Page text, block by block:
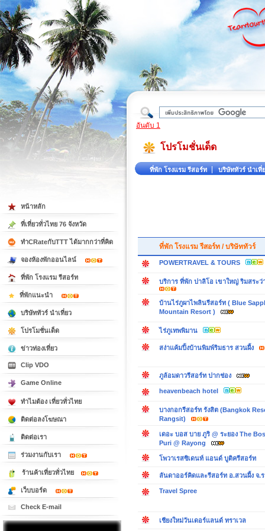
ต้
อันดับ 1
โปรโมชั่นเด็ด
ที่พัก โรงแรม รีสอร์ท บริษัททัวร์ นำเที่
ที่พัก โรงแรม รีสอร์ท / บริษัททัวร์
POWERTRAVEL & TOURS
บริการ ที่พัก ปาลิโอ เขาใหญ่ ริมสระว่
บ้านไร่ภูผาไพลินรีสอร์ท ( Blue
Mountain Resort )
ไร่ภูเทพพิมาน
สง่าแค้มปิ้งบ้านพิมพ์ริมธาร สวนผึ้ง
ภูล้อมดาวรีสอร์ท ปากช่อง
heavenbeach hotel
บางกอกรีสอร์ท รังสิต (Bangkok
Rangsit)
เดอะ บอส บาย ภูริ @ ระยอง The
Puri @ Rayong
โพวาเรสซิเดนท์ แอนด์ บูติครีสอร์ท
ลันดาออร์คิดและรีสอร์ท อ.สวนผึ้ง จ.
Travel Spree
เชียงใหม่วันเดอร์แลนด์ ทราเวล
หน้าหลัก
ที่เที่ยวทั่วไทย 76 จังหวัด
ทำCRateกับTTT ได้มากกว่าที่คิด
จองห้องพักออนไลน์
ที่พัก โรงแรม รีสอร์ท
ที่พักแนะนำ
บริษัททัวร์ นำเที่ยว
โปรโมชั่นเด็ด
ข่าวท่องเที่ยว
Clip VDO
Game Online
ทำไมต้อง เที่ยวทั่วไทย
ติดต่อลงโฆษณา
ติดต่อเรา
ร่วมงานกับเรา
ร้านค้าเที่ยวทั่วไทย
เว็บบอร์ด
Check E-mail